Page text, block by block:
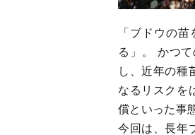
「ブドウの
る」。 かつ
し、近年の種
なるリスクを
償といった事
今回は、長年